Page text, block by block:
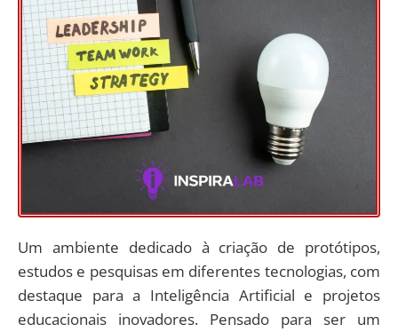
Um ambiente dedicado à criação de protótipos,
estudos e pesquisas em diferentes tecnologias, com
destaque para a Inteligência Artificial e projetos
educacionais inovadores. Pensado para ser um